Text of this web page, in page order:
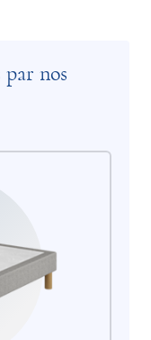
par nos